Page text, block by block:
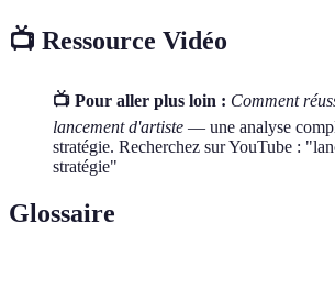
📺 Ressource Vidéo
📺 Pour aller plus loin : Comment
lancement d'artiste — une analyse
stratégie. Recherchez sur YouTube :
stratégie"
Glossaire